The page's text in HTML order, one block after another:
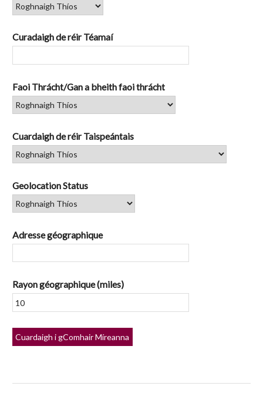
Curadaigh de réir Téamaí
Faoi Thrácht/Gan a bheith faoi thrácht
Cuardaigh de réir Taispeántais
Geolocation Status
Adresse géographique
Rayon géographique (miles)